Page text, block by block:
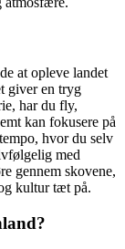
at opleve landet
giver en tryg
har du fly,
kan fokusere på
hvor du selv
med
gennem skovene,
kultur tæt på.